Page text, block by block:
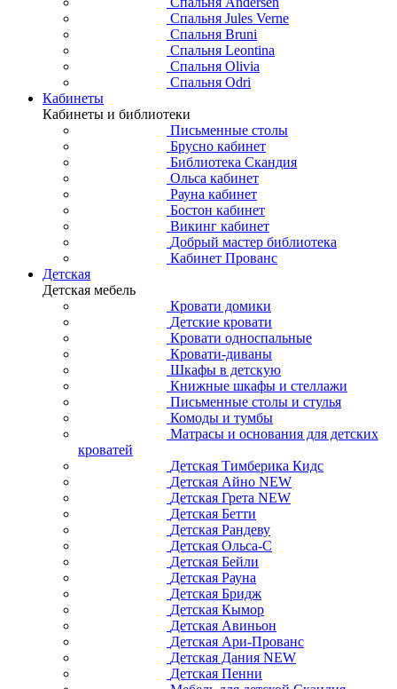
Спальня Jules Verne
Спальня Bruni
Спальня Leontina
Спальня Olivia
Спальня Odri
Кабинеты
Кабинеты и библиотеки
Письменные столы
Брусно кабинет
Библиотека Скандия
Ольса кабинет
Рауна кабинет
Бостон кабинет
Викинг кабинет
Добрый мастер библиотека
Кабинет Прованс
Детская
Детская мебель
Кровати домики
Детские кровати
Кровати односпальные
Кровати-диваны
Шкафы в детскую
Книжные шкафы и стеллажи
Письменные столы и стулья
Комоды и тумбы
Матрасы и основания для детских
кроватей
Детская Тимберика Кидс
Детская Айно NEW
Детская Грета NEW
Детская Бетти
Детская Рандеву
Детская Ольса-С
Детская Бейли
Детская Рауна
Детская Бридж
Детская Кымор
Детская Авиньон
Детская Ари-Прованс
Детская Дания NEW
Детская Пенни